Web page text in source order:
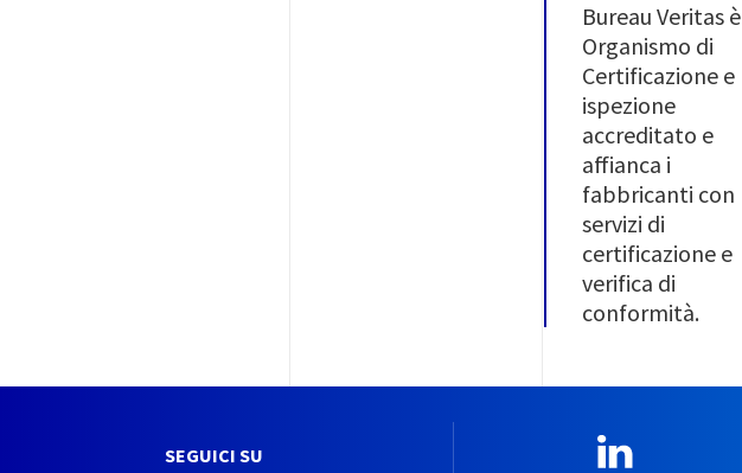
Bureau Veritas è
Organismo di
Certificazione e
ispezione
accreditato e
affianca i
fabbricanti con
servizi di
certificazione e
verifica di
conformità.
SEGUICI SU